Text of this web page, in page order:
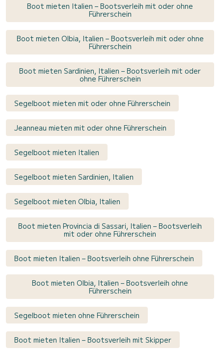
Boot mieten Italien – Bootsverleih mit oder ohne
Führerschein
Boot mieten Olbia, Italien – Bootsverleih mit oder ohne
Führerschein
Boot mieten Sardinien, Italien – Bootsverleih mit oder
ohne Führerschein
Segelboot mieten mit oder ohne Führerschein
Jeanneau mieten mit oder ohne Führerschein
Segelboot mieten Italien
Segelboot mieten Sardinien, Italien
Segelboot mieten Olbia, Italien
Boot mieten Provincia di Sassari, Italien – Bootsverleih
mit oder ohne Führerschein
Boot mieten Italien – Bootsverleih ohne Führerschein
Boot mieten Olbia, Italien – Bootsverleih ohne
Führerschein
Segelboot mieten ohne Führerschein
Boot mieten Italien – Bootsverleih mit Skipper